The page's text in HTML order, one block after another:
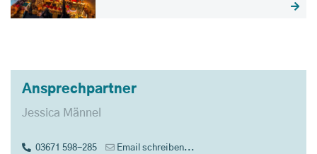
Ansprechpartner
Jessica Männel
03671 598-285 Email schreiben...